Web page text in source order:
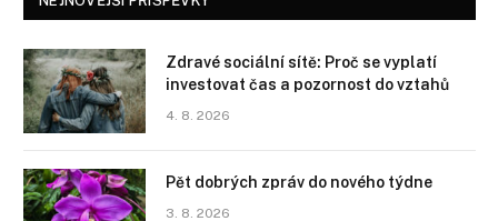
Zdravé sociální sítě: Proč se vyplatí
investovat čas a pozornost do vztahů
4. 8. 2026
Pět dobrých zpráv do nového týdne
3. 8. 2026